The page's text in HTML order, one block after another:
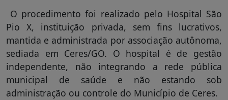
O procedimento foi realizado pelo Hospital São
Pio X, instituição privada, sem fins lucrativos,
mantida e administrada por associação autônoma,
sediada em Ceres/GO. O hospital é de gestão
independente, não integrando a rede pública
municipal de saúde e não estando sob
administração ou controle do Município de Ceres.